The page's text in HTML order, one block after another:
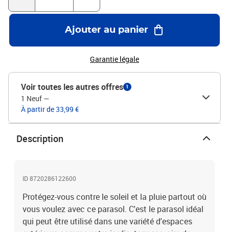
Ajouter au panier
Garantie légale
Voir toutes les autres offres 1
1 Neuf —
À partir de 33,99 €
Description
ID 8720286122600
Protégez-vous contre le soleil et la pluie partout où
vous voulez avec ce parasol. C'est le parasol idéal
qui peut être utilisé dans une variété d'espaces